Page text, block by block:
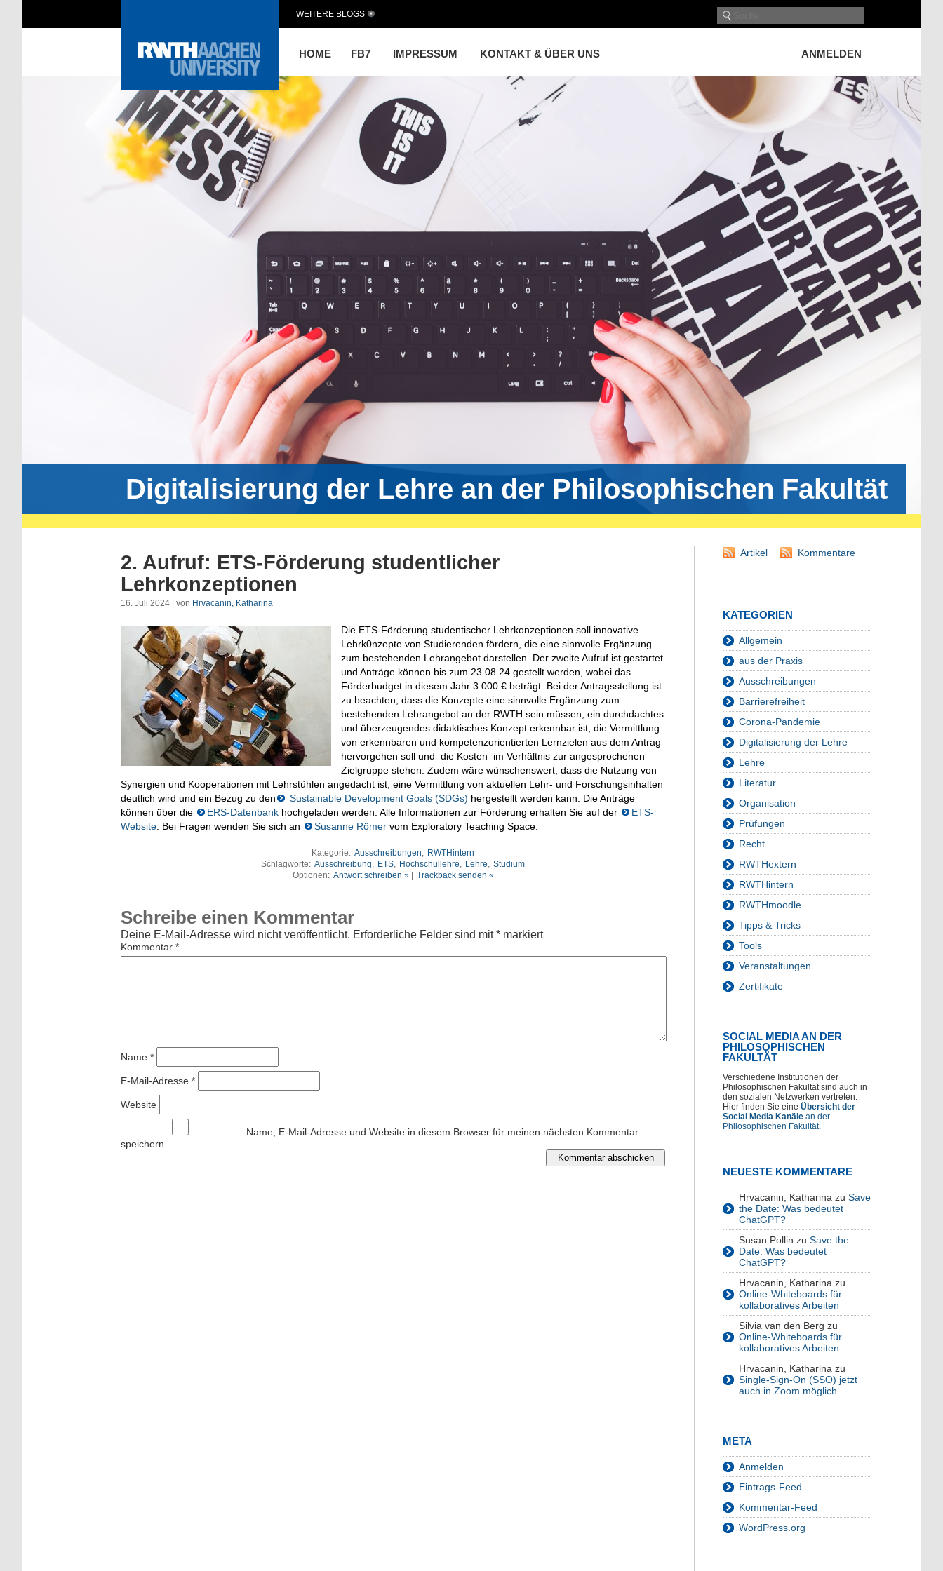
HOME FB7 IMPRESSUM KONTAKT & ÜBER UNS ANMELDEN
WEITERE BLOGS
Digitalisierung der Lehre an der Philosophischen Fakultät
2. Aufruf: ETS-Förderung studentlicher
Lehrkonzeptionen
16. Juli 2024 | von Hrvacanin, Katharina
Die ETS-Förderung studentischer Lehrkonzeptionen soll innovative
Lehrk0nzepte von Studierenden fördern, die eine sinnvolle Ergänzung
zum bestehenden Lehrangebot darstellen. Der zweite Aufruf ist gestartet
und Anträge können bis zum 23.08.24 gestellt werden, wobei das
Förderbudget in diesem Jahr 3.000 € beträgt. Bei der Antragsstellung ist
zu beachten, dass die Konzepte eine sinnvolle Ergänzung zum
bestehenden Lehrangebot an der RWTH sein müssen, ein durchdachtes
und überzeugendes didaktisches Konzept erkennbar ist, die Vermittlung
von erkennbaren und kompetenzorientierten Lernzielen aus dem Antrag
hervorgehen soll und die Kosten im Verhältnis zur angesprochenen
Zielgruppe stehen. Zudem wäre wünschenswert, dass die Nutzung von
Synergien und Kooperationen mit Lehrstühlen angedacht ist, eine Vermittlung von aktuellen Lehr- und Forschungsinhalten
deutlich wird und ein Bezug zu den
Sustainable Development Goals (SDGs) hergestellt werden kann. Die Anträge
können über die
ERS-Datenbank hochgeladen werden. Alle Informationen zur Förderung erhalten Sie auf der
ETS-
Website . Bei Fragen wenden Sie sich an Susanne Römer vom Exploratory Teaching Space.
Kategorie: Ausschreibungen
RWTHintern
Schlagworte: Ausschreibung ETS Hochschullehre Lehre
Studium
Optionen: Antwort schreiben »| Trackback senden «
Schreibe einen Kommentar
Deine E-Mail-Adresse wird nicht veröffentlicht. Erforderliche Felder sind mit* markiert
Kommentar *
Name *
E-Mail-Adresse *
Website
Name, E-Mail-Adresse und Website in diesem Browser für meinen nächsten Kommentar
speichern.
Artikel Kommentare
KATEGORIEN
Allgemein
aus der Praxis
Ausschreibungen
Barrierefreiheit
Corona-Pandemie
Digitalisierung der Lehre
Lehre
Literatur
Organisation
Prüfungen
Recht
RWTHextern
RWTHintern
RWTHmoodle
Tipps & Tricks
Tools
Veranstaltungen
Zertifikate
SOCIAL MEDIA AN DER
PHILOSOPHISCHEN
FAKULTÄT
Verschiedene Institutionen der
Philosophischen Fakultät sind auch in
den sozialen Netzwerken vertreten.
Hier finden Sie eine Übersicht der
Social Media Kanäle an der
Philosophischen Fakultät.
NEUESTE KOMMENTARE
Hrvacanin, Katharina zu Save
the Date: Was bedeutet
ChatGPT?
Susan Pollin zu Save the
Date: Was bedeutet
ChatGPT?
Hrvacanin, Katharina zu
Online-Whiteboards für
kollaboratives Arbeiten
Silvia van den Berg zu
Online-Whiteboards für
kollaboratives Arbeiten
Hrvacanin, Katharina zu
Single-Sign-On (SSO) jetzt
auch in Zoom möglich
META
Anmelden
Eintrags-Feed
Kommentar-Feed
WordPress.org